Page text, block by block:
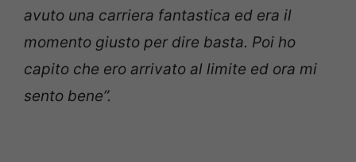
avuto una carriera fantastica ed era il
momento giusto per dire basta. Poi ho
capito che ero arrivato al limite ed ora mi
sento bene”.